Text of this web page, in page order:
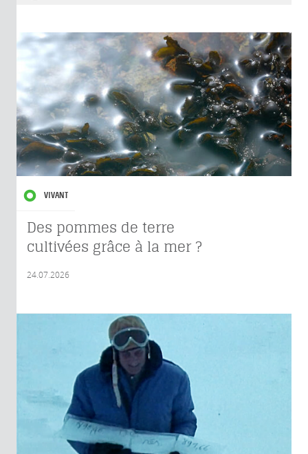
VIVANT
Des pommes de terre
cultivées grâce à la mer ?
24.07.2026